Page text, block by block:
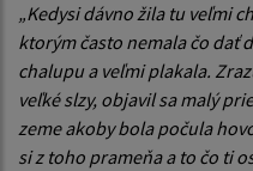
„Kedysi dávno žila tu veľmi
ktorým často nemala čo dať
chalupu a veľmi plakala.
veľké slzy, objavil sa malý
zeme akoby bola počula
si z toho prameňa a to čo ti